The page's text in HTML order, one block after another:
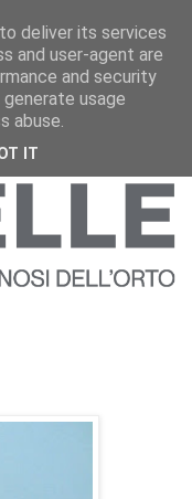
deliver its services
and user-agent are
and security
usage
abuse.
IT